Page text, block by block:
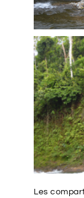
Les